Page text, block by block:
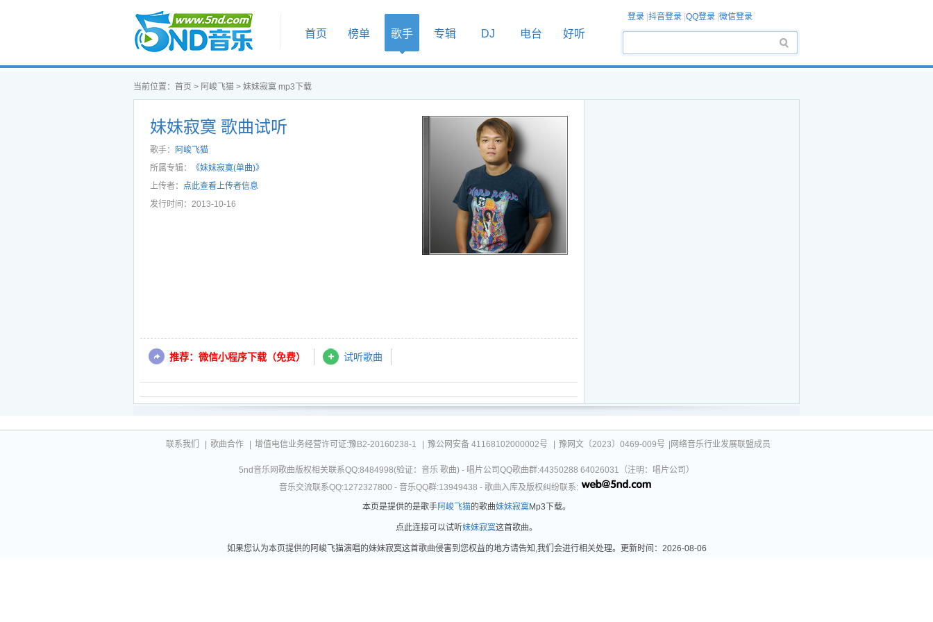
首页
首页 榜单 歌手 专辑 DJ 电台 好听
登录 抖音登录 QQ登录 微信登录
当前位置： 首页 > 阿峻飞猫 > 妹妹寂寞 mp3下载
妹妹寂寞 歌曲试听
歌手：
阿峻飞猫
所属专辑：
《妹妹寂寞(单曲)》
上传者： 点此查看上传者信息
发行时间：2013-10-16
推荐：微信小程序下载（免费） 试听歌曲
联系我们 歌曲合作 增值电信业务经营许可证:豫B2-20160238-1 豫公网安备 41168102000002号 豫网文〔2023〕0469-009号 |网络音乐行业发展联盟成员
5nd音乐网歌曲版权相关联系QQ:8484998(验证：音乐 歌曲) - 唱片公司QQ歌曲群:44350288 64026031（注明：唱片公司）
音乐交流联系QQ:1272327800 - 音乐QQ群:13949438 - 歌曲入库及版权纠纷联系:
本页是提供的是歌手阿峻飞猫的歌曲妹妹寂寞Mp3下载。
点此连接可以试听妹妹寂寞这首歌曲。
如果您认为本页提供的阿峻飞猫演唱的妹妹寂寞这首歌曲侵害到您权益的地方请告知,我们会进行相关处理。更新时间：2026-08-06